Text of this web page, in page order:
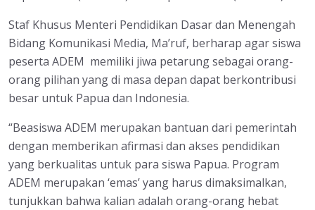
Staf Khusus Menteri Pendidikan Dasar dan Menengah
Bidang Komunikasi Media, Ma’ruf, berharap agar siswa
peserta ADEM memiliki jiwa petarung sebagai orang-
orang pilihan yang di masa depan dapat berkontribusi
besar untuk Papua dan Indonesia.
“Beasiswa ADEM merupakan bantuan dari pemerintah
dengan memberikan afirmasi dan akses pendidikan
yang berkualitas untuk para siswa Papua. Program
ADEM merupakan ‘emas’ yang harus dimaksimalkan,
tunjukkan bahwa kalian adalah orang-orang hebat